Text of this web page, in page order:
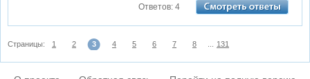
Ответов: 4
Страницы: 1 2 3 4 5 6 7 8 131